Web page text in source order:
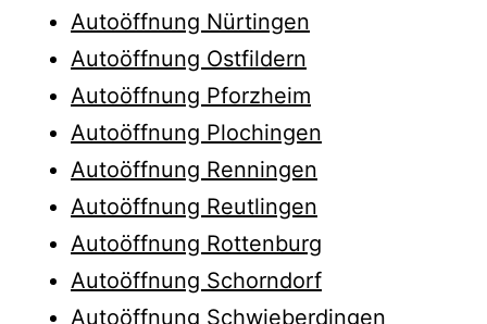
Autoöffnung Nürtingen
Autoöffnung Ostfildern
Autoöffnung Pforzheim
Autoöffnung Plochingen
Autoöffnung Renningen
Autoöffnung Reutlingen
Autoöffnung Rottenburg
Autoöffnung Schorndorf
Autoöffnung Schwieberdingen